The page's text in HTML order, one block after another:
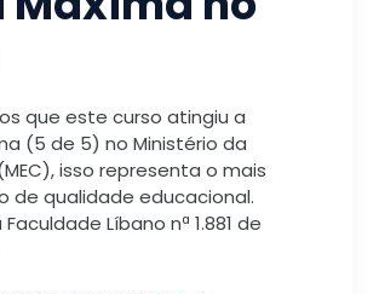
que este curso atingiu a
(5 de 5) no Ministério da
isso representa o mais
de qualidade educacional.
Líbano nª 1.881 de